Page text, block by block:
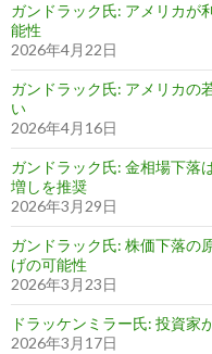
ガンドラック氏: アメリカが
能性
2026年4月22日
ガンドラック氏: アメリカの
い
2026年4月16日
ガンドラック氏: 金相場下落
増しを推奨
2026年3月29日
ガンドラック氏: 株価下落の
げの可能性
2026年3月23日
ドラッケンミラー氏: 投資家
2026年3月17日